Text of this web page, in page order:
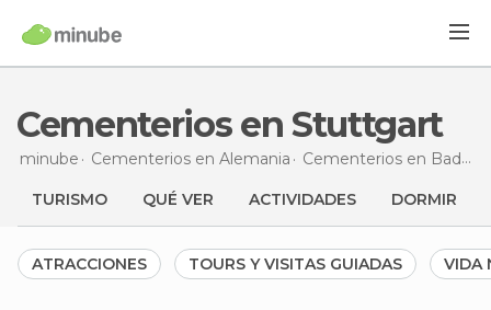
Cementerios en Stuttgart
minube Cementerios en Alemania Cementerios en Baden-Wurtemberg
TURISMO QUÉ VER ACTIVIDADES DORMIR
ATRACCIONES TOURS Y VISITAS GUIADAS VIDA